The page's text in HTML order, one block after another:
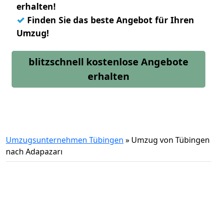
erhalten!
✓ Finden Sie das beste Angebot für Ihren
Umzug!
blitzschnell kostenlose Angebote
erhalten
Umzugsunternehmen Tübingen » Umzug von Tübingen
nach Adapazarı